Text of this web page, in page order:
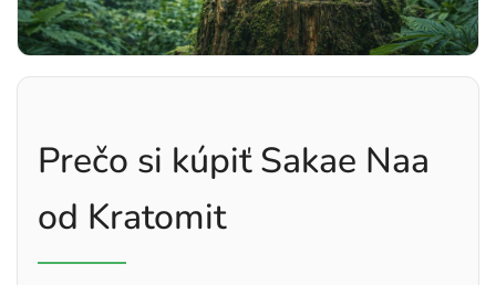
Prečo si kúpiť Sakae Naa
od Kratomit